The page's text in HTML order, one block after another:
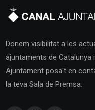
Donem visibilitat a les
ajuntaments de Catalunya
Ajuntament posa't en
la teva Sala de Premsa.